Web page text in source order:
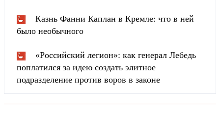
Казнь Фанни Каплан в Кремле: что в ней
было необычного
«Российский легион»: как генерал Лебедь
поплатился за идею создать элитное
подразделение против воров в законе